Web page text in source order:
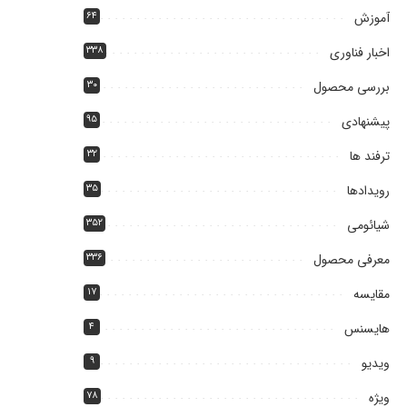
آموزش ۶۴
اخبار فناوری ۳۳۸
بررسی محصول ۳۰
پیشنهادی ۹۵
ترفند ها ۳۲
رویدادها ۳۵
شیائومی ۳۵۲
معرفی محصول ۳۳۶
مقایسه ۱۷
هایسنس ۴
ویدیو ۹
ویژه ۷۸